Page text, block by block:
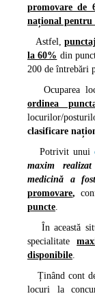
promovare de
național pentru
Astfel,
la 60% din
200 de întrebări
Ocuparea
ordinea
locurilor/
clasificare
Potrivit unui
maxim
medicină a
promovare,
puncte.
În această
specialitate
disponibile.
Ținând cont
locuri la